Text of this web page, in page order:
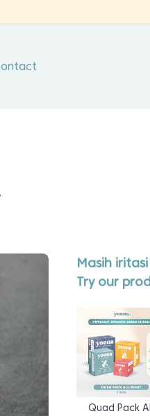
Masih
Try our
Quad Pack All